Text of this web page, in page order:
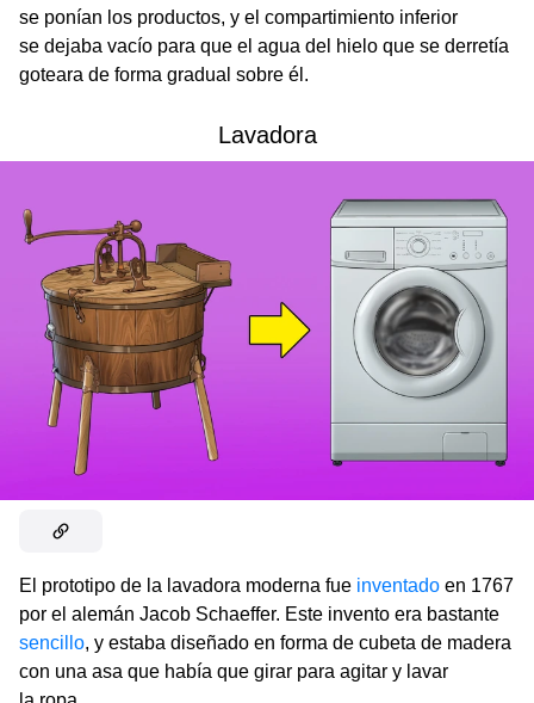
se ponían los productos, y el compartimiento inferior
se dejaba vacío para que el agua del hielo que se derretía
goteara de forma gradual sobre él.
Lavadora
El prototipo de la lavadora moderna fue inventado en 1767
por el alemán Jacob Schaeffer. Este invento era bastante
sencillo, y estaba diseñado en forma de cubeta de madera
con una asa que había que girar para agitar y lavar